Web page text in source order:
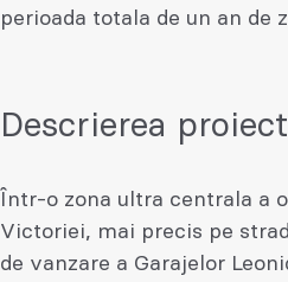
perioada totala de un an de
Descrierea
Într-o zona ultra centrala a
Victoriei, mai precis pe
de vanzare a Garajelor